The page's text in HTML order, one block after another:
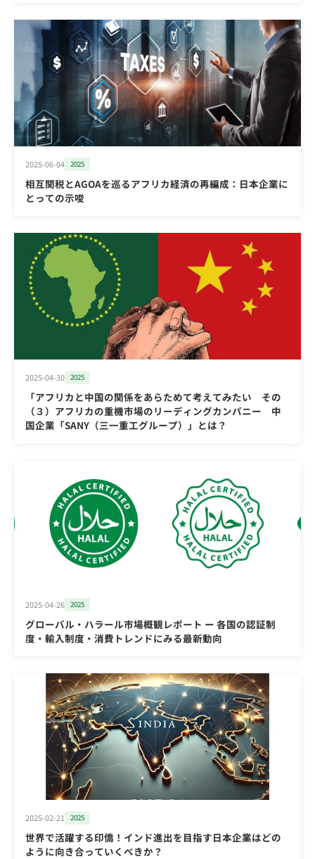
2025-06-04 2025
相互関税とAGOAを巡るアフリカ経済の再編成：日本企業に
とっての示唆
2025-04-30 2025
「アフリカと中国の関係をあらためて考えてみたい その
（３）アフリカの重機市場のリーディングカンパニー 中
国企業「SANY（三一重工グループ）」とは？
2025-04-26 2025
グローバル・ハラール市場概観レポート ー 各国の認証制
度・輸入制度・消費トレンドにみる最新動向
2025-02-21 2025
世界で活躍する印僑！インド進出を目指す日本企業はどの
ように向き合っていくべきか？